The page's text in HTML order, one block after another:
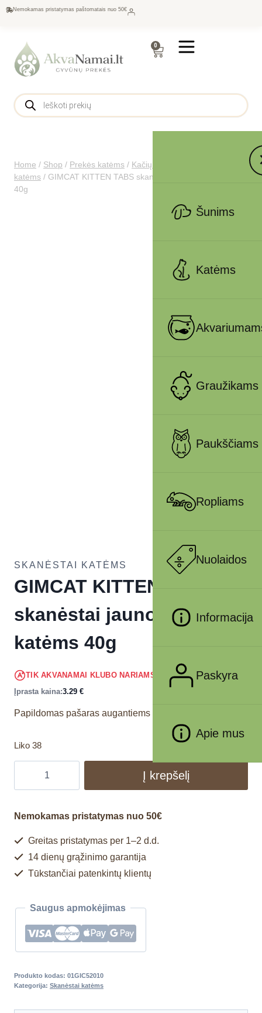
Nemokamas pristatymas paštomatais nuo 50€
0
Šunims
Katėms
Graužikams
Paukščiams
Ropliams
Nuolaidos
Informacija
Paskyra
Apie mus
Home / Shop / Prekės katėms / Kačių maistas
katėms / GIMCAT KITTEN TABS skanėstai jaunoms katėms
40g
SKANĖSTAI KATĖMS
GIMCAT KITTEN TABS
skanėstai jaunoms
katėms 40g
TIK AKVANAMAI KLUBO NARIAMS 3.13€ !
Įprasta kaina:3.29 €
Papildomas pašaras augantiems kačiukams.
Liko 38
Į krepšelį
Nemokamas pristatymas nuo 50€
Greitas pristatymas per 1–2 d.d.
14 dienų grąžinimo garantija
Tūkstančiai patenkintų klientų
Saugus apmokėjimas
Produkto kodas: 01GIC52010
Kategorija: Skanėstai katėms